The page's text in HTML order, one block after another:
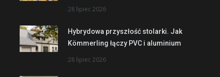
28 lipiec 2026
Hybrydowa przyszłość stolarki. Jak
Kömmerling łączy PVC i aluminium
28 lipiec 2026